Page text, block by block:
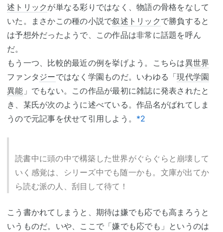
述トリック が単なる彩りではなく、物語の骨格をなして
いた。まさかこの種の小説で叙述トリック で勝負すると
は予想外だったようで、この作品は非常に話題を呼ん
だ。
もう一つ、比較的最近の例を挙げよう。こちらは異世界
ファンタ ジーではなく学園ものだ。いわゆる「現代学園
異能 」でもない。この作品が最初に雑誌に発表されたと
き、某氏が次のように述べている。作品名がばれてしま
うので元記事を伏せて引用しよう。 *2
読書中に頭の中で構築した世界がぐらぐらと崩壊して
いく感覚は、シリーズ中でも随一かも。文庫が出てか
ら読む派の人、刮目して待て！
こう書かれてしまうと、期待は嫌でも応でも高まろうと
いうものだ。いや、ここで「嫌でも応でも」というのは